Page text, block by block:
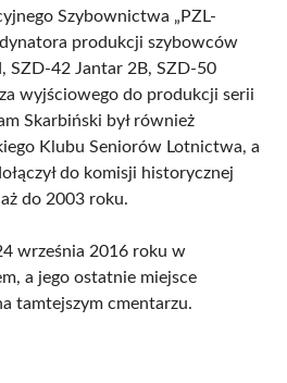
Szybownictwa „PZL-
produkcji szybowców
SZD-42 Jantar 2B, SZD-50
wyjściowego do produkcji serii
Skarbiński był również
Klubu Seniorów Lotnictwa, a
do komisji historycznej
do 2003 roku.
września 2016 roku w
a jego ostatnie miejsce
tamtejszym cmentarzu.